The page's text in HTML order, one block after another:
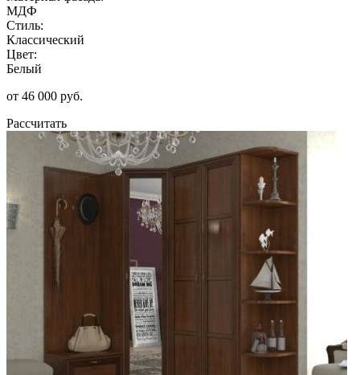
МДФ
Стиль:
Классический
Цвет:
Белый
от 46 000 руб.
Рассчитать